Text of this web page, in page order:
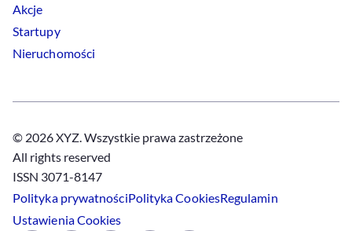
Akcje
Startupy
Nieruchomości
© 2026 XYZ. Wszystkie prawa zastrzeżone
All rights reserved
ISSN 3071-8147
Polityka prywatnościPolitykaCookiesRegulamin
UstawieniaCookies